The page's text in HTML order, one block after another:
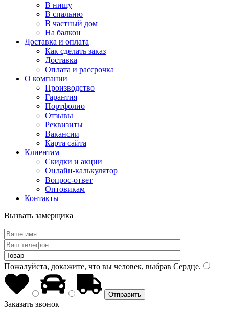
В нишу
В спальню
В частный дом
На балкон
Доставка и оплата
Как сделать заказ
Доставка
Оплата и рассрочка
О компании
Производство
Гарантия
Портфолио
Отзывы
Реквизиты
Вакансии
Карта сайта
Клиентам
Скидки и акции
Онлайн-калькулятор
Вопрос-ответ
Оптовикам
Контакты
Вызвать замерщика
Пожалуйста, докажите, что вы человек, выбрав Сердце.
Заказать звонок